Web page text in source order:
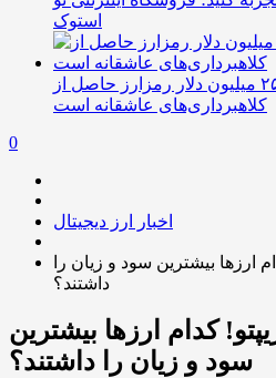
استوک
آمریکا در پی توقیف ۲۵ میلیون دلار رمزارز حاصل از
کلاهبرداری‌های عاشقانه است
0
اخبار ارز دیجیتال
ارزها بیشترین سود و زیان را
داشتند؟
کدام ارزها بیشترین
سود و زیان را داشتند؟